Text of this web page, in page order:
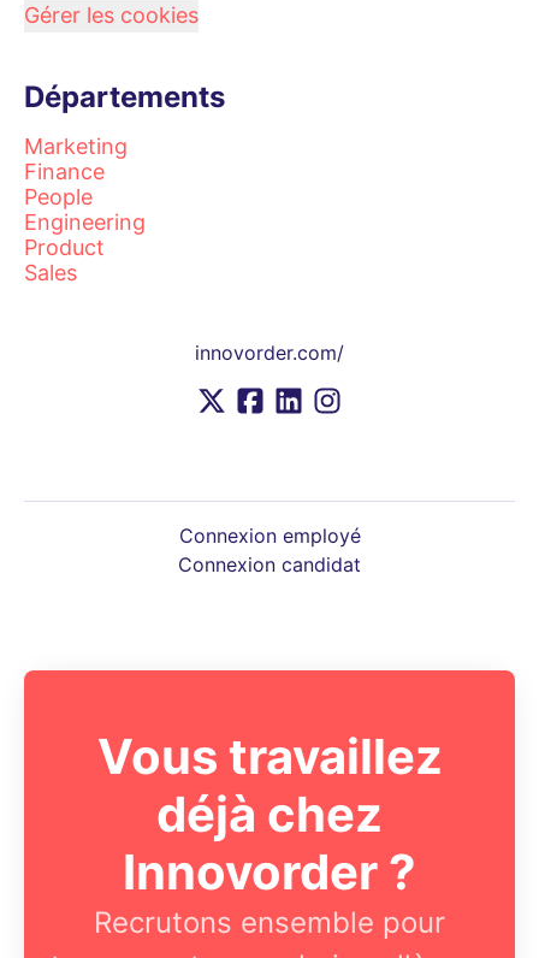
Gérer les cookies
Départements
Marketing
Finance
People
Engineering
Product
Sales
innovorder.com/
Connexion employé
Connexion candidat
Vous travaillez
déjà chez
Innovorder ?
Recrutons ensemble pour